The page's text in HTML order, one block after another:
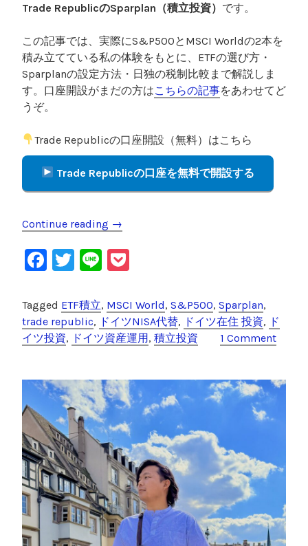
Trade RepublicのSparplan（積立投資） です。
この記事では、実際にS&P500とMSCI Worldの2本を
積み立てている私の体験をもとに、ETFの選び方・
Sparplanの設定方法・日独の税制比較まで解説しま
す。口座開設がまだの方はこちらの記事をあわせてど
うぞ。
Trade Republicの口座開設（無料）はこちら
Trade Republicの口座を無料で開設する
Continue reading “
r
a
e
R
e
b
l
i
積
立
投
資
｜
ド
→
F
c
e
b
o
k
T
tt
er
Li
e
c
k
et
Tagged ETF積立, MSCI World, S&P500, Sparplan,
trade republic, ドイツNISA代替, ドイツ在住 投資, ド
イツ投資, ドイツ資産運用, 積立投資 1 Comment